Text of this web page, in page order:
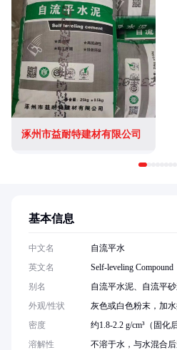
涿州市益耐特建材有限公司
基本信息
中文名
自流平水
英文名
Self-leveling Compound
别名
自流平水泥、自流平
外观/性状
灰色或白色粉末，加
密度
约1.8-2.2 g/cm³（固化后
溶解性
不溶于水，与水混合